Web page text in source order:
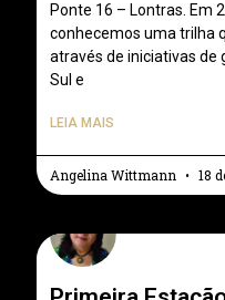
Ponte 16 – Lontras. Em
conhecemos uma trilha
através de iniciativas de
Sul e
LEIA MAIS
Angelina Wittmann 18